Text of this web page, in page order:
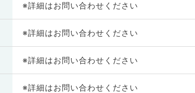
※詳細はお問い合わせください
※詳細はお問い合わせください
※詳細はお問い合わせください
※詳細はお問い合わせください